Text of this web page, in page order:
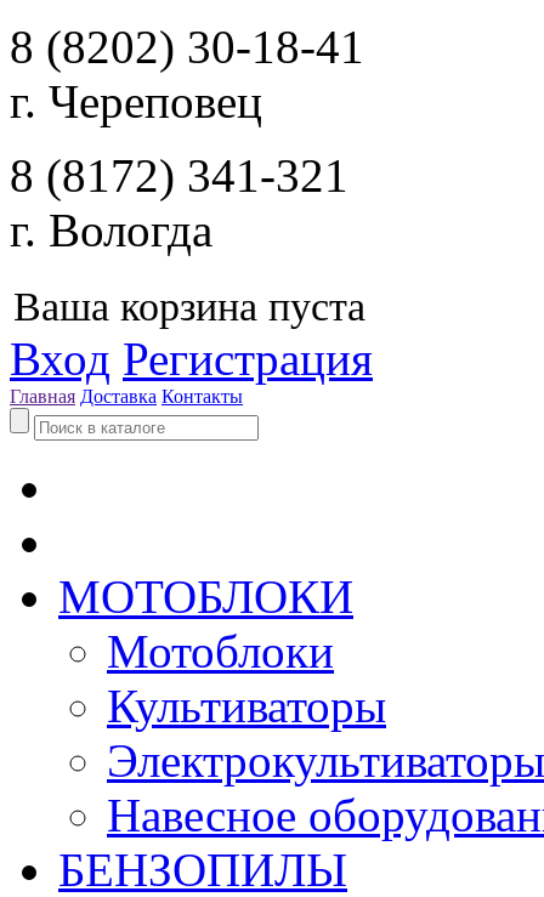
8 (8202) 30-18-41
г. Череповец
8 (8172) 341-321
г. Вологда
Ваша корзина пуста
Вход Регистрация
Главная Доставка Контакты
МОТОБЛОКИ
Мотоблоки
Культиваторы
Электрокультиваторы
Навесное
БЕНЗОПИЛЫ